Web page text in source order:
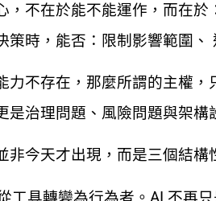
，不在於能不能運作，而在
策時，能否：限制影響範圍、
力不存在，那麼所謂的主權
是治理問題、風險問題與架構
非今天才出現，而是三個結構